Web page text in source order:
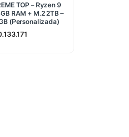
TOP – Ryzen 9
RAM + M.2 2TB –
(Personalizada)